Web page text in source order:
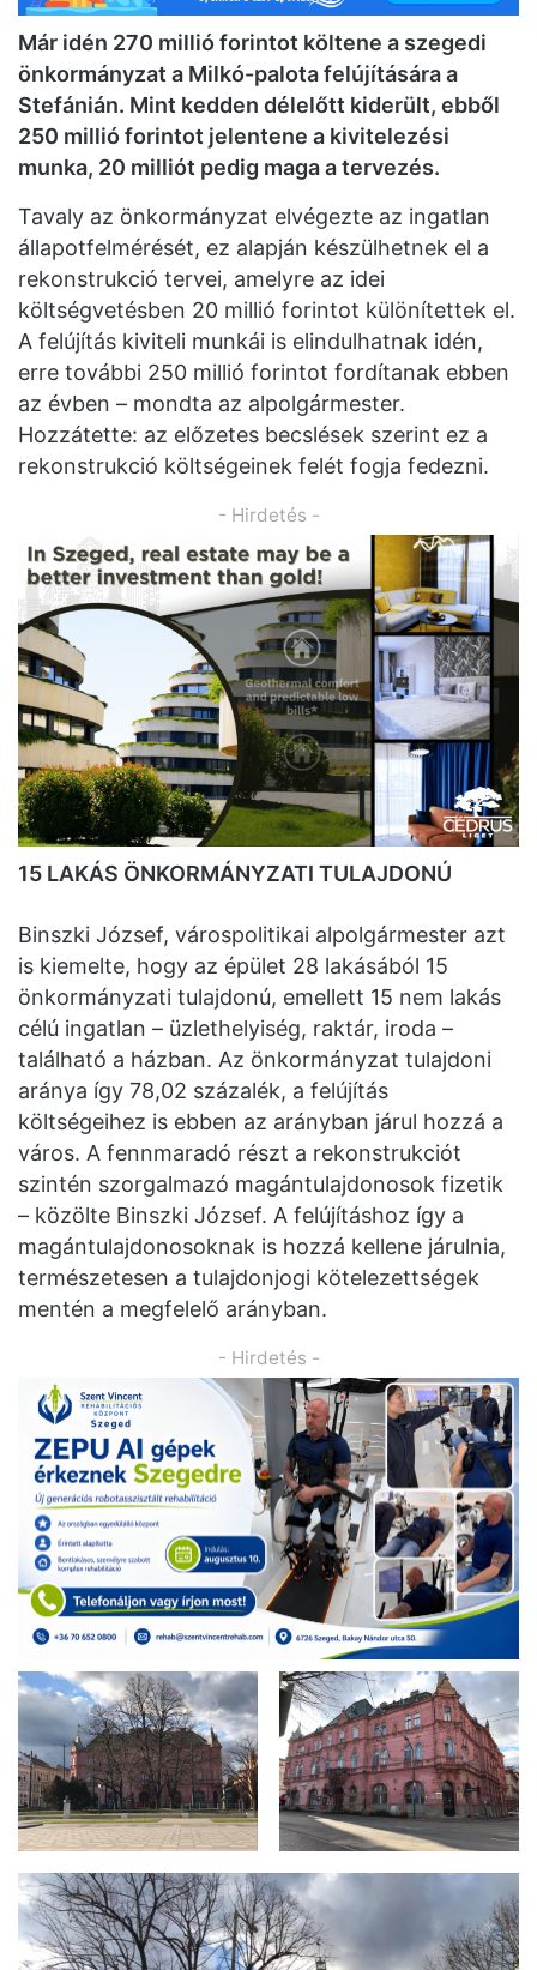
Már idén 270 millió forintot költene a szegedi
önkormányzat a Milkó-palota felújítására a
Stefánián. Mint kedden délelőtt kiderült, ebből
250 millió forintot jelentene a kivitelezési
munka, 20 milliót pedig maga a tervezés.
Tavaly az önkormányzat elvégezte az ingatlan
állapotfelmérését, ez alapján készülhetnek el a
rekonstrukció tervei, amelyre az idei
költségvetésben 20 millió forintot különítettek el.
A felújítás kiviteli munkái is elindulhatnak idén,
erre további 250 millió forintot fordítanak ebben
az évben – mondta az alpolgármester.
Hozzátette: az előzetes becslések szerint ez a
rekonstrukció költségeinek felét fogja fedezni.
- Hirdetés -
15 LAKÁS ÖNKORMÁNYZATI TULAJDONÚ
Binszki József, várospolitikai alpolgármester azt
is kiemelte, hogy az épület 28 lakásából 15
önkormányzati tulajdonú, emellett 15 nem lakás
célú ingatlan – üzlethelyiség, raktár, iroda –
található a házban. Az önkormányzat tulajdoni
aránya így 78,02 százalék, a felújítás
költségeihez is ebben az arányban járul hozzá a
város. A fennmaradó részt a rekonstrukciót
szintén szorgalmazó magántulajdonosok fizetik
– közölte Binszki József. A felújításhoz így a
magántulajdonosoknak is hozzá kellene járulnia,
természetesen a tulajdonjogi kötelezettségek
mentén a megfelelő arányban.
- Hirdetés -